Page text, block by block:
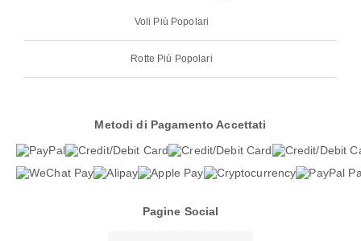
Voli Più Popolari
Rotte Più Popolari
Metodi di Pagamento Accettati
Pagine Social